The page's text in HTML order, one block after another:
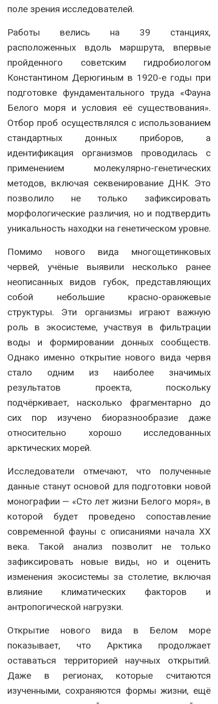
поле зрения исследователей.
Работы велись на 39 станциях,
расположенных вдоль маршрута, впервые
пройденного советским гидробиологом
Константином Дерюгиным в 1920-е годы при
подготовке фундаментального труда «Фауна
Белого моря и условия её существования».
Отбор проб осуществлялся с использованием
стандартных донных приборов, а
идентификация организмов проводилась с
применением молекулярно-генетических
методов, включая секвенирование ДНК. Это
позволило не только зафиксировать
морфологические различия, но и подтвердить
уникальность находки на генетическом уровне.
Помимо нового вида многощетинковых
червей, учёные выявили несколько ранее
неописанных видов губок, представляющих
собой небольшие красно-оранжевые
структуры. Эти организмы играют важную
роль в экосистеме, участвуя в фильтрации
воды и формировании донных сообществ.
Однако именно открытие нового вида червя
стало одним из наиболее значимых
результатов проекта, поскольку
подчёркивает, насколько фрагментарно до
сих пор изучено биоразнообразие даже
относительно хорошо исследованных
арктических морей.
Исследователи отмечают, что полученные
данные станут основой для подготовки новой
монографии — «Сто лет жизни Белого моря», в
которой будет проведено сопоставление
современной фауны с описаниями начала XX
века. Такой анализ позволит не только
зафиксировать новые виды, но и оценить
изменения экосистемы за столетие, включая
влияние климатических факторов и
антропогической нагрузки.
Открытие нового вида в Белом море
показывает, что Арктика продолжает
оставаться территорией научных открытий.
Даже в регионах, которые считаются
изученными, сохраняются формы жизни, ещё